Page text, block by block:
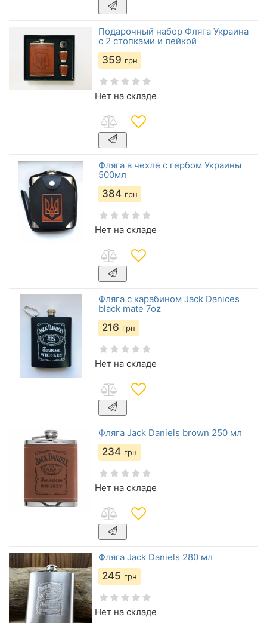
Подарочный набор Фляга Украина
с 2 стопками и лейкой
359 грн
Нет на складе
Фляга в чехле с гербом Украины
500мл
384 грн
Нет на складе
Фляга с карабином Jack Danices
black mate 7oz
216 грн
Нет на складе
Фляга Jack Daniels brown 250 мл
234 грн
Нет на складе
Фляга Jack Daniels 280 мл
245 грн
Нет на складе